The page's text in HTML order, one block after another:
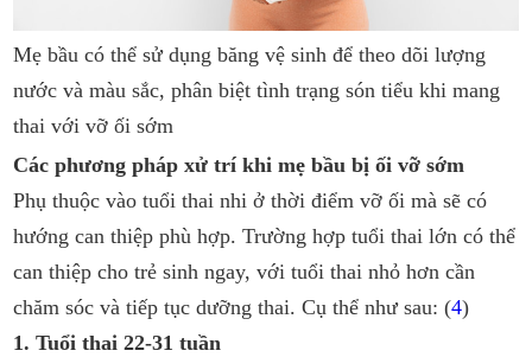
Mẹ bầu có thể sử dụng băng vệ sinh để theo dõi lượng
nước và màu sắc, phân biệt tình trạng són tiểu khi mang
thai với vỡ ối sớm
Các phương pháp xử trí khi mẹ bầu bị ối vỡ sớm
Phụ thuộc vào tuổi thai nhi ở thời điểm vỡ ối mà sẽ có
hướng can thiệp phù hợp. Trường hợp tuổi thai lớn có thể
can thiệp cho trẻ sinh ngay, với tuổi thai nhỏ hơn cần
chăm sóc và tiếp tục dưỡng thai. Cụ thể như sau: (4)
1. Tuổi thai 22-31 tuần